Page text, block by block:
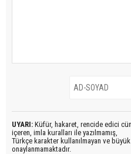
UYARI: Küfür, hakaret, rencide edici
içeren, imla kuralları ile yazılmamış,
Türkçe karakter kullanılmayan ve
onaylanmamaktadır.